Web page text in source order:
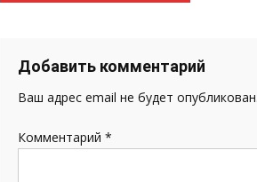
записям
Добавить комментарий
Ваш адрес email не будет опубликован.
Комментарий *